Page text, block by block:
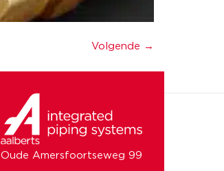
Volgende →
Oude Amersfoortseweg 99